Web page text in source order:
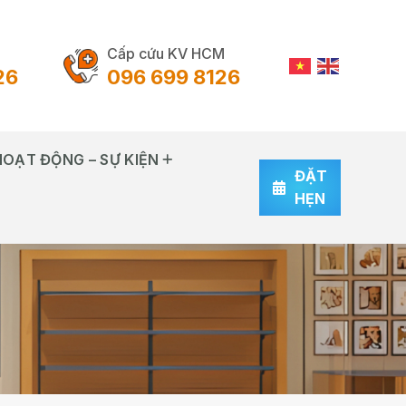
Cấp cứu KV HCM
096 699 8126
ĐỘNG – SỰ KIỆN
ĐẶT
HẸN